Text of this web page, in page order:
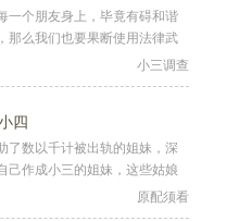
一个朋友身上，毕竟有碍和谐
那么我们也要果断使用法律武
小三调查
四
了数以千计被出轨的姐妹，深
己作成小三的姐妹，这些姑娘
原配须看